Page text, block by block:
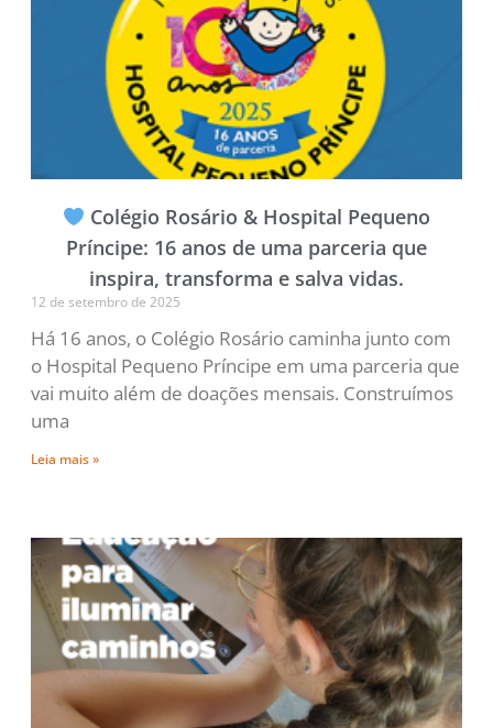
Colégio Rosário & Hospital Pequeno
Príncipe: 16 anos de uma parceria que
inspira, transforma e salva vidas.
12 de setembro de 2025
Há 16 anos, o Colégio Rosário caminha junto com
o Hospital Pequeno Príncipe em uma parceria que
vai muito além de doações mensais. Construímos
uma
Leia mais »